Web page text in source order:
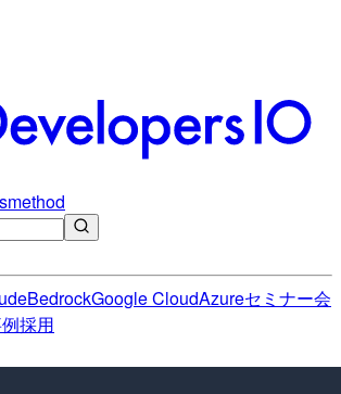
BedrockGoogle CloudAzureセミナー会
採用